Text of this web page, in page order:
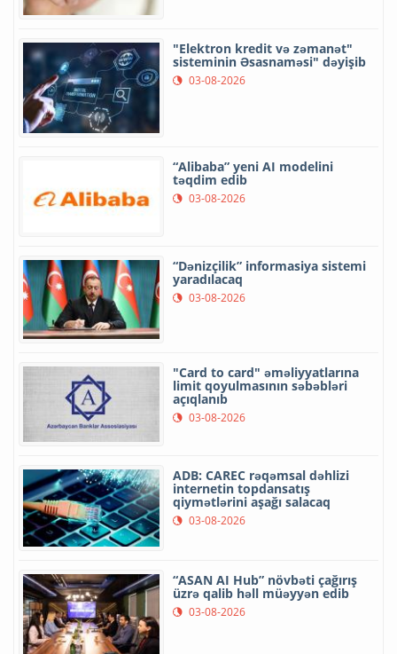
"Elektron kredit və zəmanət"
sisteminin Əsasnaməsi" dəyişib
03-08-2026
“Alibaba” yeni AI modelini
təqdim edib
03-08-2026
“Dənizçilik” informasiya sistemi
yaradılacaq
03-08-2026
"Card to card" əməliyyatlarına
limit qoyulmasının səbəbləri
açıqlanıb
03-08-2026
ADB: CAREC rəqəmsal dəhlizi
internetin topdansatış
qiymətlərini aşağı salacaq
03-08-2026
“ASAN AI Hub” növbəti çağırış
üzrə qalib həll müəyyən edib
03-08-2026